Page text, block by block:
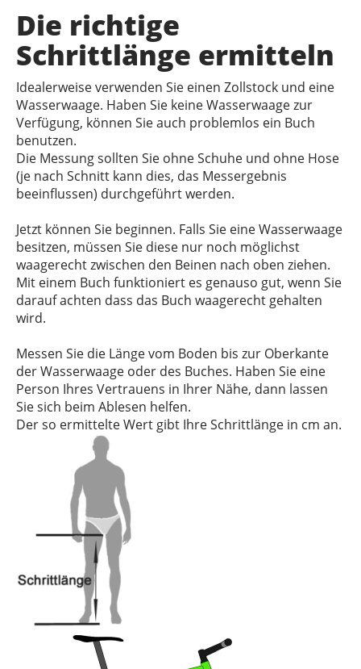
Die richtige
Schrittlänge ermitteln
Idealerweise verwenden Sie einen Zollstock und eine
Wasserwaage. Haben Sie keine Wasserwaage zur
Verfügung, können Sie auch problemlos ein Buch
benutzen.
Die Messung sollten Sie ohne Schuhe und ohne Hose
(je nach Schnitt kann dies, das Messergebnis
beeinflussen) durchgeführt werden.
Jetzt können Sie beginnen. Falls Sie eine Wasserwaage
besitzen, müssen Sie diese nur noch möglichst
waagerecht zwischen den Beinen nach oben ziehen.
Mit einem Buch funktioniert es genauso gut, wenn Sie
darauf achten dass das Buch waagerecht gehalten
wird.
Messen Sie die Länge vom Boden bis zur Oberkante
der Wasserwaage oder des Buches. Haben Sie eine
Person Ihres Vertrauens in Ihrer Nähe, dann lassen
Sie sich beim Ablesen helfen.
Der so ermittelte Wert gibt Ihre Schrittlänge in cm an.